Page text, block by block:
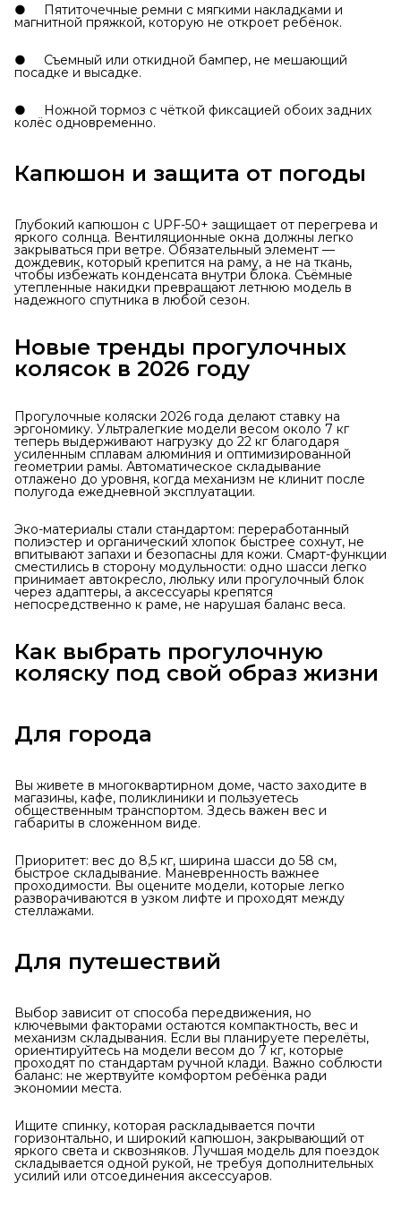
● Пятиточечные ремни с мягкими накладками и
магнитной пряжкой, которую не откроет ребёнок.
● Съемный или откидной бампер, не мешающий
посадке и высадке.
● Ножной тормоз с чёткой фиксацией обоих задних
колёс одновременно.
Капюшон и защита от погоды
Глубокий капюшон с UPF-50+ защищает от перегрева и
яркого солнца. Вентиляционные окна должны легко
закрываться при ветре. Обязательный элемент —
дождевик, который крепится на раму, а не на ткань,
чтобы избежать конденсата внутри блока. Съёмные
утепленные накидки превращают летнюю модель в
надежного спутника в любой сезон.
Новые тренды прогулочных
колясок в 2026 году
Прогулочные коляски 2026 года делают ставку на
эргономику. Ультралегкие модели весом около 7 кг
теперь выдерживают нагрузку до 22 кг благодаря
усиленным сплавам алюминия и оптимизированной
геометрии рамы. Автоматическое складывание
отлажено до уровня, когда механизм не клинит после
полугода ежедневной эксплуатации.
Эко-материалы стали стандартом: переработанный
полиэстер и органический хлопок быстрее сохнут, не
впитывают запахи и безопасны для кожи. Смарт-функции
сместились в сторону модульности: одно шасси легко
принимает автокресло, люльку или прогулочный блок
через адаптеры, а аксессуары крепятся
непосредственно к раме, не нарушая баланс веса.
Как выбрать прогулочную
коляску под свой образ жизни
Для города
Вы живете в многоквартирном доме, часто заходите в
магазины, кафе, поликлиники и пользуетесь
общественным транспортом. Здесь важен вес и
габариты в сложенном виде.
Приоритет: вес до 8,5 кг, ширина шасси до 58 см,
быстрое складывание. Маневренность важнее
проходимости. Вы оцените модели, которые легко
разворачиваются в узком лифте и проходят между
стеллажами.
Для путешествий
Выбор зависит от способа передвижения, но
ключевыми факторами остаются компактность, вес и
механизм складывания. Если вы планируете перелёты,
ориентируйтесь на модели весом до 7 кг, которые
проходят по стандартам ручной клади. Важно соблюсти
баланс: не жертвуйте комфортом ребёнка ради
экономии места.
Ищите спинку, которая раскладывается почти
горизонтально, и широкий капюшон, закрывающий от
яркого света и сквозняков. Лучшая модель для поездок
складывается одной рукой, не требуя дополнительных
усилий или отсоединения аксессуаров.